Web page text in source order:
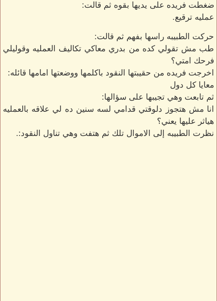
ضغطت فريده على يديها بقوه ثم قالت:
عمليه ترقيع.
حركت الطبيبه راسها بفهم ثم قالت:
طب مش تقولي كده من بدري معاكي تكاليف العمليه وقوليلي
فرحك امتي؟
اخرجت فريده من حقيبتها النقود باكلمها ووضعتها امامها قائله:
معايا كل دول
ثم تابعت وهي تجيبها على سؤالها:
انا مش هتجوز دلوقتي قدامي لسه سنين ده لي علاقه بالعمليه
هياثر عليها يعني؟
نظرت الطبيبه إلى الاموال تلك ثم هتفت وهي تناول النقود:.